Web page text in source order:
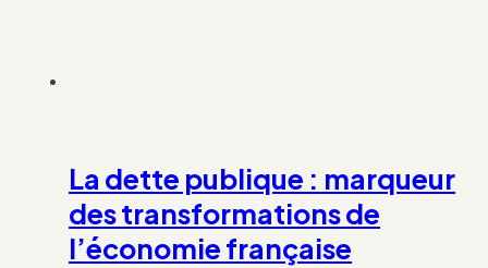
La dette publique : marqueur
des transformations de
l’économie française